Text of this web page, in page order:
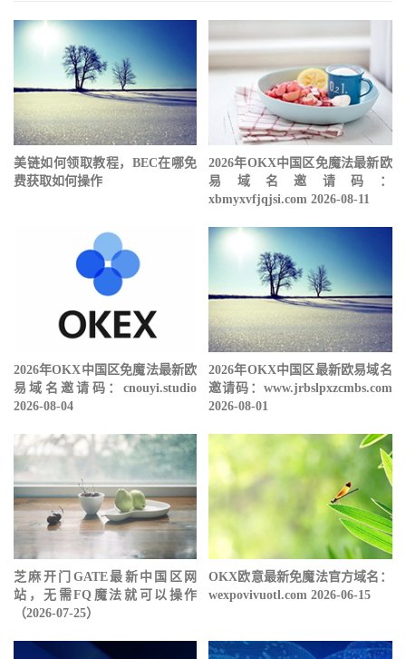
美链如何领取教程，BEC在哪免
费获取如何操作
2026年OKX中国区免魔法最新欧
易域名邀请码：
xbmyxvfjqjsi.com 2026-08-11
2026年OKX中国区免魔法最新欧
易域名邀请码：cnouyi.studio
2026-08-04
2026年OKX中国区最新欧易域名
邀请码：www.jrbslpxzcmbs.com
2026-08-01
芝麻开门GATE最新中国区网
站，无需FQ魔法就可以操作
（2026-07-25）
OKX欧意最新免魔法官方域名：
wexpovivuotl.com 2026-06-15